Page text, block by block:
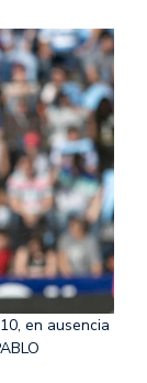
en ausencia